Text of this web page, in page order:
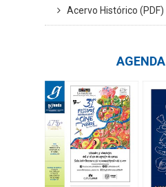
Acervo Histórico (PDF)
AGENDA